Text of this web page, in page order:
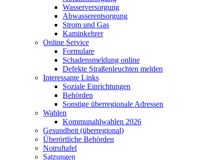
Wasserversorgung
Abwasserentsorgung
Strom und Gas
Kaminkehrer
Online Service
Formulare
Schadensmeldung online
Defekte Straßenleuchten melden
Interessante Links
Soziale Einrichtungen
Behörden
Sonstige überregionale Adressen
Wahlen
Kommunahlwahlen 2026
Gesundheit (überregional)
Überörtliche Behörden
Notruftafel
Satzungen